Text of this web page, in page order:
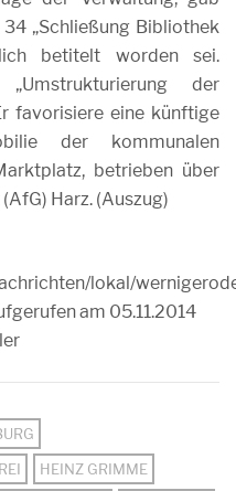
„Schließung Bibliothek
betitelt worden sei.
der
favorisiere eine künftige
der kommunalen
betrieben über
Harz. (Auszug)
lokal/
am 05.11.2014
HEINZ GRIMME